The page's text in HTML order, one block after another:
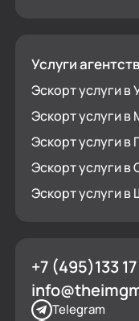
Услуги
Эскорт услуги в
Эскорт услуги в
Эскорт услуги в
Эскорт услуги в
Эскорт услуги в
+7 (495)133
Telegram